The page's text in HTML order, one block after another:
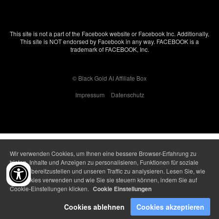
wurde mehrfach geprüft. Die Bestellformulare sind
This site is not a part of the Facebook website or Facebook Inc. Additionally,
This site is NOT endorsed by Facebook in any way. FACEBOOK is a
trademark of FACEBOOK, Inc.
© Black Gold AI Affiliate Box
Impressum
Datenschutz
bieten, Inhalte und Anzeigen zu personalisieren, Funktionen für soziale
Medien bereitzustellen und unseren Traffic zu analysieren. Lesen Sie, wie
wir Cookies verwenden und wie Sie sie steuern können, indem Sie auf
Cookie-Einstellungen klicken. Cookie Einstellungen
Cookies akzeptieren